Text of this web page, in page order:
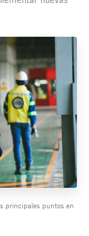
principales puntos en